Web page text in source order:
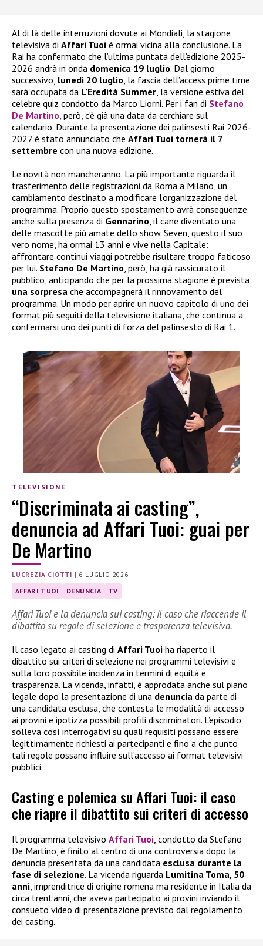
Al di là delle interruzioni dovute ai Mondiali, la stagione
televisiva di Affari Tuoi è ormai vicina alla conclusione. La
Rai ha confermato che l’ultima puntata dell’edizione 2025-
2026 andrà in onda domenica 19 luglio. Dal giorno
successivo, lunedì 20 luglio, la fascia dell’access prime time
sarà occupata da L’Eredità Summer, la versione estiva del
celebre quiz condotto da Marco Liorni. Per i fan di Stefano
De Martino, però, c’è già una data da cerchiare sul
calendario. Durante la presentazione dei palinsesti Rai 2026-
2027 è stato annunciato che Affari Tuoi tornerà il 7
settembre con una nuova edizione.
Le novità non mancheranno. La più importante riguarda il
trasferimento delle registrazioni da Roma a Milano, un
cambiamento destinato a modificare l’organizzazione del
programma. Proprio questo spostamento avrà conseguenze
anche sulla presenza di Gennarino, il cane diventato una
delle mascotte più amate dello show. Seven, questo il suo
vero nome, ha ormai 13 anni e vive nella Capitale:
affrontare continui viaggi potrebbe risultare troppo faticoso
per lui. Stefano De Martino, però, ha già rassicurato il
pubblico, anticipando che per la prossima stagione è prevista
una sorpresa che accompagnerà il rinnovamento del
programma. Un modo per aprire un nuovo capitolo di uno dei
format più seguiti della televisione italiana, che continua a
confermarsi uno dei punti di forza del palinsesto di Rai 1.
TELEVISIONE
“Discriminata ai casting”,
denuncia ad Affari Tuoi: guai per
De Martino
LUCREZIA CIOTTI | 6 LUGLIO 2026
AFFARI TUOI DENUNCIA TV
Affari Tuoi e la denuncia sui casting: il caso che riaccende il
dibattito su regole di selezione e trasparenza televisiva.
Il caso legato ai casting di Affari Tuoi ha riaperto il
dibattito sui criteri di selezione nei programmi televisivi e
sulla loro possibile incidenza in termini di equità e
trasparenza. La vicenda, infatti, è approdata anche sul piano
legale dopo la presentazione di una denuncia da parte di
una candidata esclusa, che contesta le modalità di accesso
ai provini e ipotizza possibili profili discriminatori. L’episodio
solleva così interrogativi su quali requisiti possano essere
legittimamente richiesti ai partecipanti e fino a che punto
tali regole possano influire sull’accesso ai format televisivi
pubblici.
Casting e polemica su Affari Tuoi: il caso
che riapre il dibattito sui criteri di accesso
Il programma televisivo Affari Tuoi , condotto da Stefano
De Martino, è finito al centro di una controversia dopo la
denuncia presentata da una candidata esclusa durante la
fase di selezione. La vicenda riguarda Lumitina Toma, 50
anni , imprenditrice di origine romena ma residente in Italia da
circa trent’anni, che aveva partecipato ai provini inviando il
consueto video di presentazione previsto dal regolamento
dei casting.